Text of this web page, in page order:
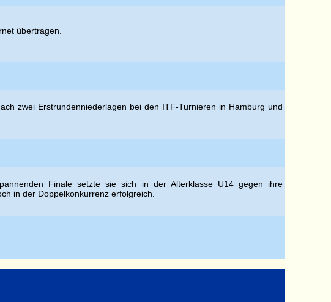
übertragen.
zwei Erstrundenniederlagen bei den ITF-Turnieren in Hamburg und
Finale setzte sie sich in der Alterklasse U14 gegen ihre
in der Doppelkonkurrenz erfolgreich.